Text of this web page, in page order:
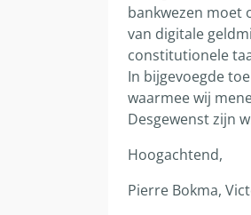
bankwezen moet
van digitale
constitutionele
In bijgevoegde
waarmee wij
Desgewenst zijn
Hoogachtend,
Pierre Bokma,